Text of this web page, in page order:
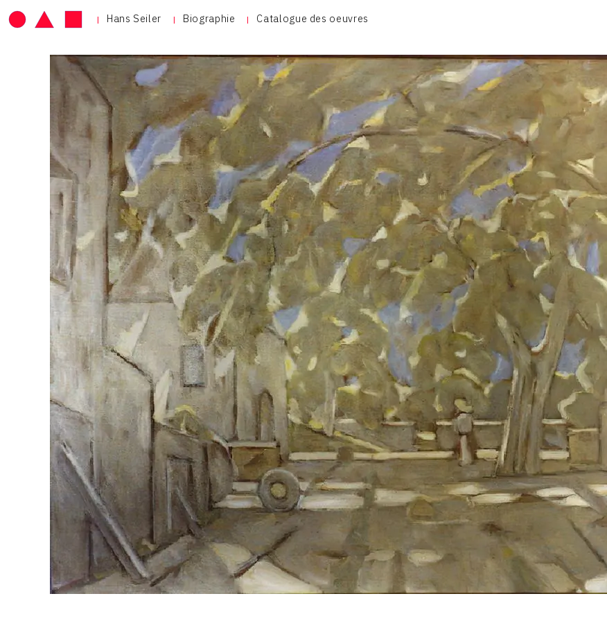
Hans Seiler Biographie Catalogue des oeuvres
VOL. 3 : CRAYONS DE COULEUR ET FUSAINS
CONTACT